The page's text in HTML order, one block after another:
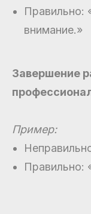
Правильно:
внимание.»
Завершение
Пример:
Правильно: